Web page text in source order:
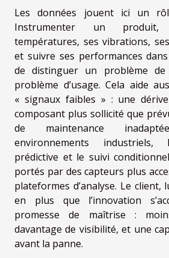
Les données jouent ici un
Instrumenter un
températures, ses vibrations,
et suivre ses performances
de distinguer un problème de
problème d’usage. Cela aide
« signaux faibles » : une
composant plus sollicité que
de maintenance
environnements industriels,
prédictive et le suivi
portés par des capteurs plus
plateformes d’analyse. Le client,
en plus que l’innovation
promesse de maîtrise :
davantage de visibilité, et une
avant la panne.